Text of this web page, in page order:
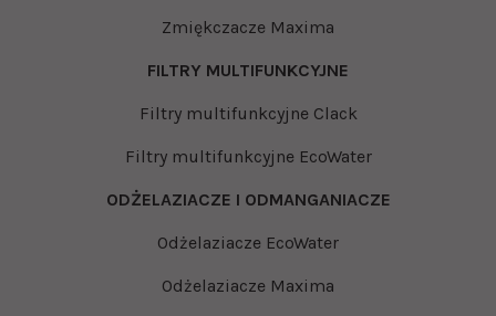
Zmiękczacze Maxima
FILTRY MULTIFUNKCYJNE
Filtry multifunkcyjne Clack
Filtry multifunkcyjne EcoWater
ODŻELAZIACZE I ODMANGANIACZE
Odżelaziacze EcoWater
Odżelaziacze Maxima